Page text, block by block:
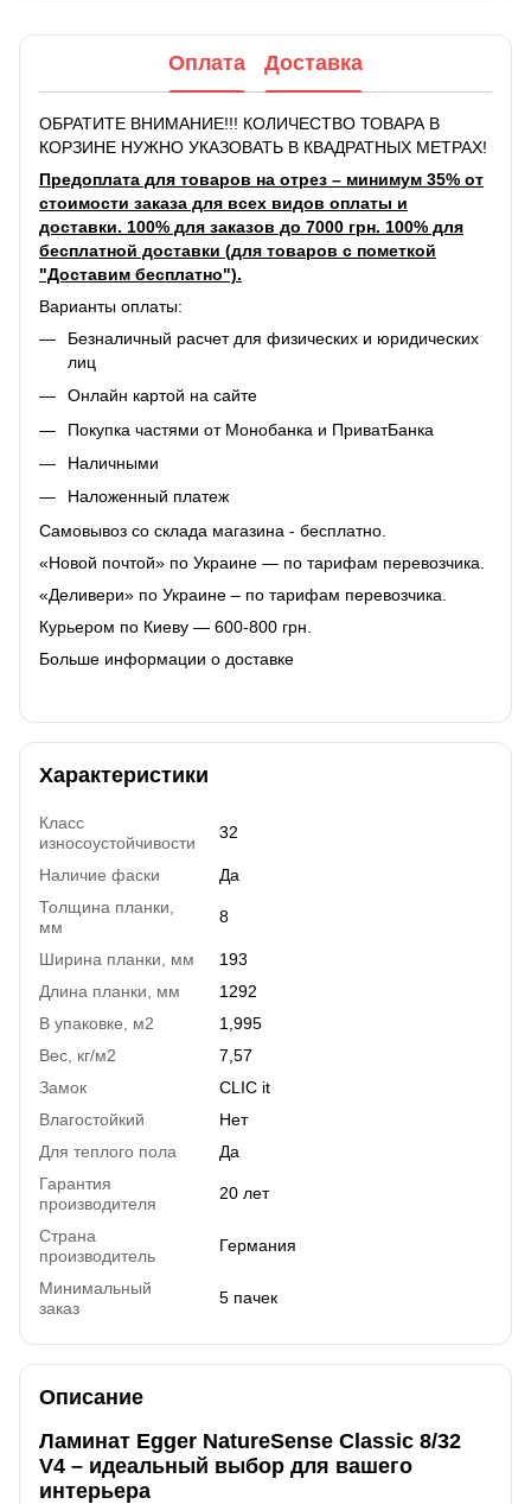
Оплата Доставка
ОБРАТИТЕ ВНИМАНИЕ!!! КОЛИЧЕСТВО ТОВАРА В
КОРЗИНЕ НУЖНО УКАЗОВАТЬ В КВАДРАТНЫХ МЕТРАХ!
Предоплата для товаров на отрез – минимум 35% от
стоимости заказа для всех видов оплаты и
доставки. 100% для заказов до 7000 грн. 100% для
бесплатной доставки (для товаров с пометкой
"Доставим бесплатно").
Варианты оплаты:
Безналичный расчет для физических и юридических
лиц
Онлайн картой на сайте
Покупка частями от Монобанка и ПриватБанка
Наличными
Наложенный платеж
Самовывоз со склада магазина - бесплатно.
«Новой почтой» по Украине — по тарифам перевозчика.
«Деливери» по Украине – по тарифам перевозчика.
Курьером по Киеву — 600-800 грн.
Больше информации о доставке
Характеристики
Класс
износоустойчивости
32
Наличие фаски
Да
Толщина планки,
мм
8
Ширина планки, мм
193
Длина планки, мм
1292
В упаковке, м2
1,995
Вес, кг/м2
7,57
Замок
CLIC it
Влагостойкий
Нет
Для теплого пола
Да
Гарантия
производителя
20 лет
Страна
производитель
Германия
Минимальный
заказ
5 пачек
Описание
Ламинат Egger NatureSense Classic 8/32
V4 – идеальный выбор для вашего
интерьера